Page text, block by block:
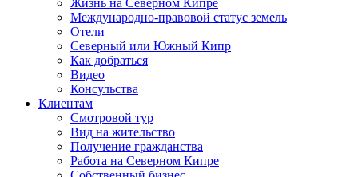
Жизнь на Северном Кипре
Международно-правовой статус земель
Отели
Северный или Южный Кипр
Как добраться
Видео
Консульства
Клиентам
Смотровой тур
Вид на жительство
Получение гражданства
Работа на Северном Кипре